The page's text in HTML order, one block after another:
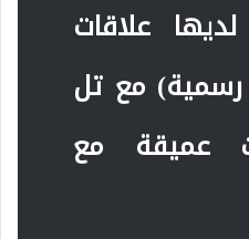
علاقات
مع تل
عميقة مع